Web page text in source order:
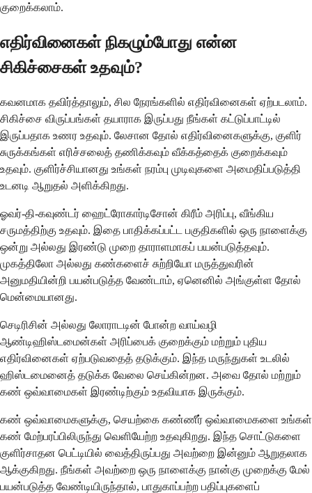
குறைக்கலாம்.
எதிர்வினைகள் நிகழும்போது என்ன
சிகிச்சைகள் உதவும்?
கவனமாக தவிர்த்தாலும், சில நேரங்களில் எதிர்வினைகள் ஏற்படலாம்.
சிகிச்சை விருப்பங்கள் தயாராக இருப்பது நீங்கள் கட்டுப்பாட்டில்
இருப்பதாக உணர உதவும். லேசான தோல் எதிர்வினைகளுக்கு, குளிர்
சுருக்கங்கள் எரிச்சலைத் தணிக்கவும் வீக்கத்தைக் குறைக்கவும்
உதவும். குளிர்ச்சியானது உங்கள் நரம்பு முடிவுகளை அமைதிப்படுத்தி
உடனடி ஆறுதல் அளிக்கிறது.
ஓவர்-தி-கவுண்டர் ஹைட்ரோகார்டிசோன் கிரீம் அரிப்பு, வீங்கிய
சருமத்திற்கு உதவும். இதை பாதிக்கப்பட்ட பகுதிகளில் ஒரு நாளைக்கு
ஒன்று அல்லது இரண்டு முறை தாராளமாகப் பயன்படுத்தவும்.
முகத்திலோ அல்லது கண்களைச் சுற்றியோ மருத்துவரின்
அனுமதியின்றி பயன்படுத்த வேண்டாம், ஏனெனில் அங்குள்ள தோல்
மென்மையானது.
செடிரிசின் அல்லது லோராடடின் போன்ற வாய்வழி
ஆண்டிஹிஸ்டமைன்கள் அரிப்பைக் குறைக்கும் மற்றும் புதிய
எதிர்வினைகள் ஏற்படுவதைத் தடுக்கும். இந்த மருந்துகள் உடலில்
ஹிஸ்டமைனைத் தடுக்க வேலை செய்கின்றன. அவை தோல் மற்றும்
கண் ஒவ்வாமைகள் இரண்டிற்கும் உதவியாக இருக்கும்.
கண் ஒவ்வாமைகளுக்கு, செயற்கை கண்ணீர் ஒவ்வாமைகளை உங்கள்
கண் மேற்பரப்பிலிருந்து வெளியேற்ற உதவுகிறது. இந்த சொட்டுகளை
குளிர்சாதன பெட்டியில் வைத்திருப்பது அவற்றை இன்னும் ஆறுதலாக
ஆக்குகிறது. நீங்கள் அவற்றை ஒரு நாளைக்கு நான்கு முறைக்கு மேல்
பயன்படுத்த வேண்டியிருந்தால், பாதுகாப்பற்ற பதிப்புகளைப்